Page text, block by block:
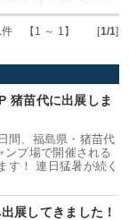
件 【1 ～ 1】 [1/1]
猪苗代に出展しま
間、福島県・猪苗代
プ場で開催される
す！ 連日猛暑が続く
展してきました！